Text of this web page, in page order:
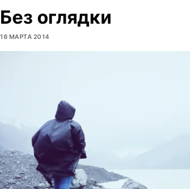
Без оглядки
16 МАРТА 2014